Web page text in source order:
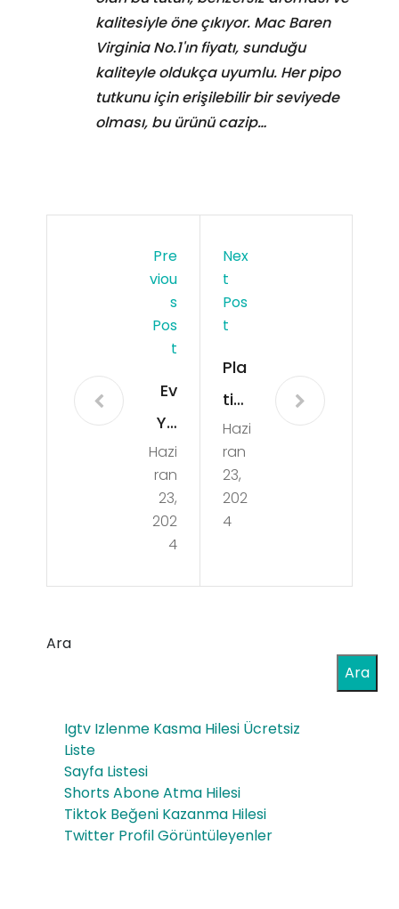
kalitesiyle öne çıkıyor. Mac Baren
Virginia No.1'ın fiyatı, sunduğu
kaliteyle oldukça uyumlu. Her pipo
tutkunu için erişilebilir bir seviyede
olması, bu ürünü cazip…
Pre
Viou
S
Pos
T
Ev
Ya
pım
ı
Fıst
ık
Ez
ve
Adı
Hazi
ran
23,
202
4
Nex
T
Pos
T
Pla
tinu
m
Sev
en
Sli
Str
sig
Çile
k
aro
Hazi
ran
23,
202
4
Ara
Ara
Igtv Izlenme Kasma Hilesi Ücretsiz
Liste
Sayfa Listesi
Shorts Abone Atma Hilesi
Tiktok Beğeni Kazanma Hilesi
Twitter Profil Görüntüleyenler